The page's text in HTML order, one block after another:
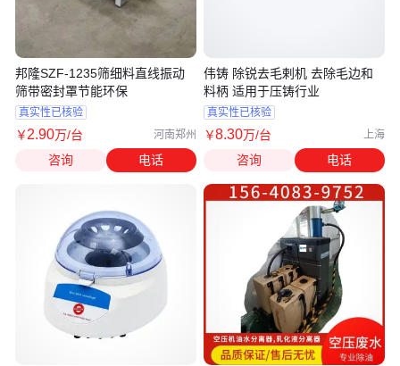
邦隆SZF-1235筛细料直线振动
筛带密封罩节能环保
真实性已核验
￥2.90万/台 河南郑州
咨询 电话
伟铸 除锐去毛剌机 去除毛边和
料柄 适用于压铸行业
真实性已核验
￥8.30万/台 上海
咨询 电话